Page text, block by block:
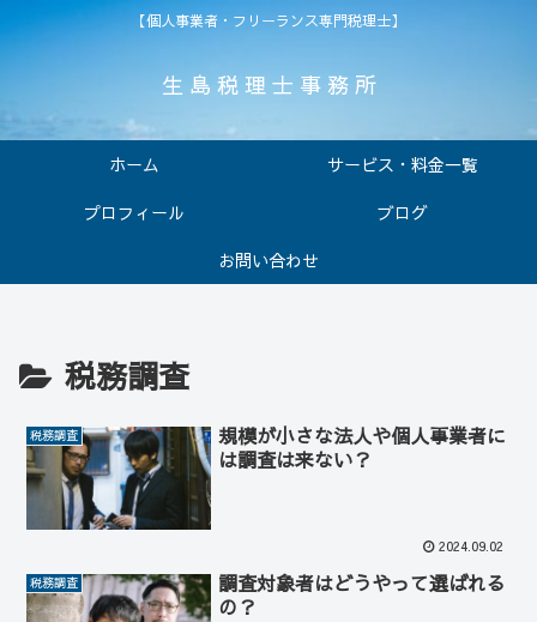
【個人事業者・フリーランス専門税理士】
生 島 税 理 士 事 務 所
ホーム
サービス・料金一覧
プロフィール
ブログ
お問い合わせ
税務調査
税務調査
規模が小さな法人や個人事業者に
は調査は来ない？
2024.09.02
税務調査
調査対象者はどうやって選ばれる
の？